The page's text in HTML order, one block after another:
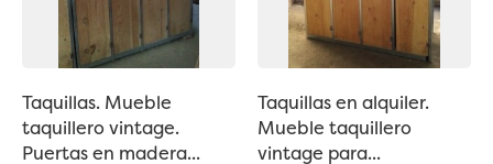
Taquillas. Mueble
taquillero vintage.
Puertas en madera...
Taquillas en alquiler.
Mueble taquillero
vintage para...